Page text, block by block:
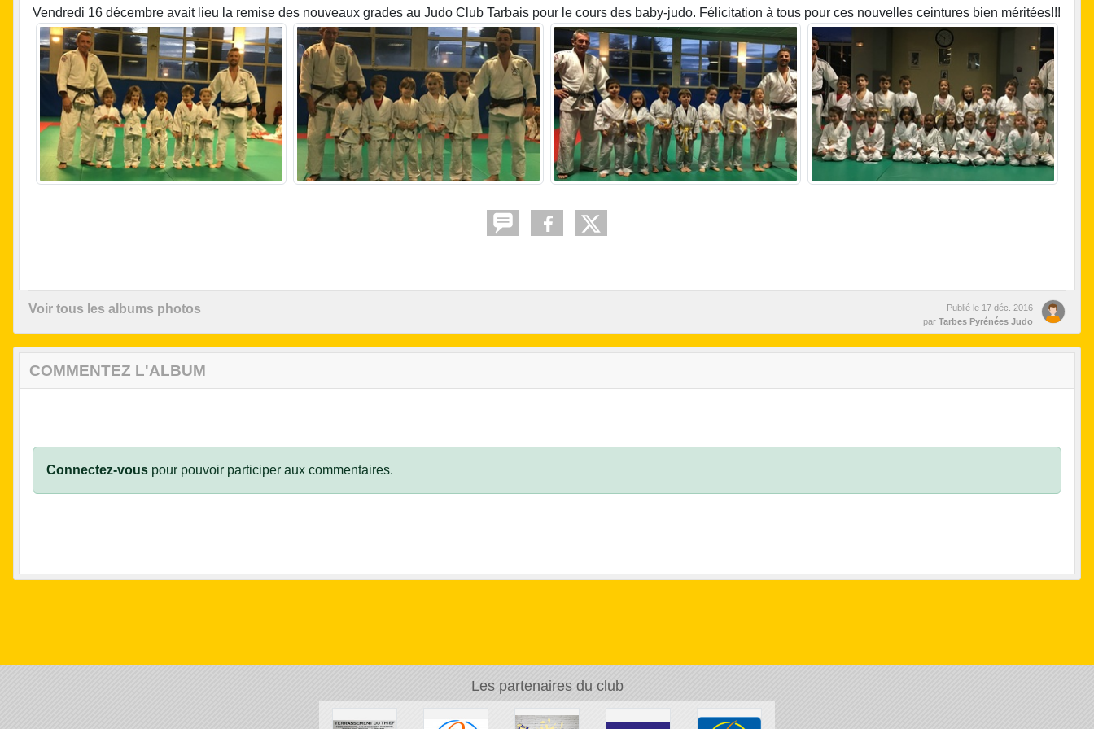
Vendredi 16 décembre avait lieu la remise des nouveaux grades au Judo Club Tarbais pour le cours des baby-judo. Félicitation à tous pour ces nouvelles ceintures bien méritées!!!
Voir tous les albums photos Publié le 17 déc. 2016
par Tarbes Pyrénées Judo
COMMENTEZ L'ALBUM
Connectez-vous pour pouvoir participer aux commentaires.
Les partenaires du club